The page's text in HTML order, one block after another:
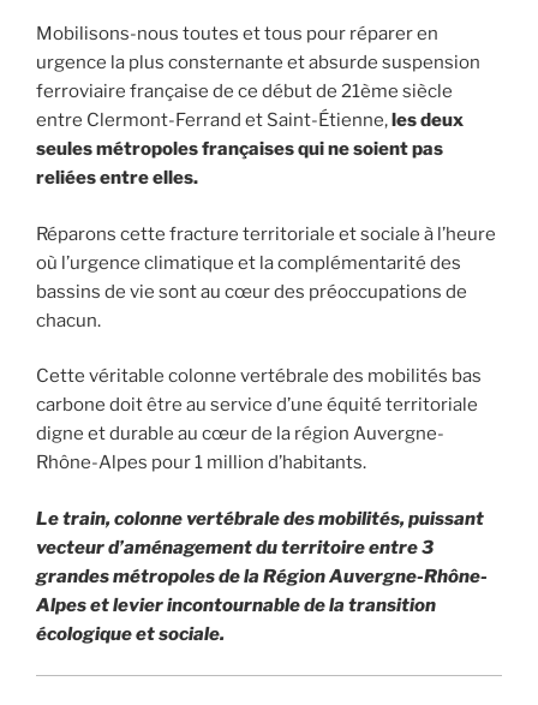
Mobilisons-nous toutes et tous pour réparer en
urgence la plus consternante et absurde suspension
ferroviaire française de ce début de 21ème siècle
entre Clermont-Ferrand et Saint-Étienne, les deux
seules métropoles françaises qui ne soient pas
reliées entre elles.
Réparons cette fracture territoriale et sociale à l’heure
où l’urgence climatique et la complémentarité des
bassins de vie sont au cœur des préoccupations de
chacun.
Cette véritable colonne vertébrale des mobilités bas
carbone doit être au service d’une équité territoriale
digne et durable au cœur de la région Auvergne-
Rhône-Alpes pour 1 million d’habitants.
Le train, colonne vertébrale des mobilités, puissant
vecteur d’aménagement du territoire entre 3
grandes métropoles de la Région Auvergne-Rhône-
Alpes et levier incontournable de la transition
écologique et sociale.